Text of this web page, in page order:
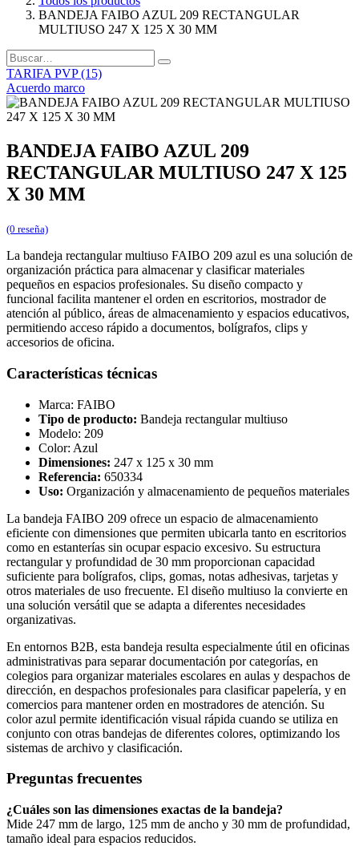
BANDEJA FAIBO AZUL 209 RECTANGULAR
MULTIUSO 247 X 125 X 30 MM
TARIFA PVP (15)
Acuerdo marco
BANDEJA FAIBO AZUL 209
RECTANGULAR MULTIUSO 247 X 125
X 30 MM
(0 reseña)
La bandeja rectangular multiuso FAIBO 209 azul es una solución de
organización práctica para almacenar y clasificar materiales
pequeños en espacios profesionales. Su diseño compacto y
funcional facilita mantener el orden en escritorios, mostrador de
atención al público, áreas de almacenamiento y espacios educativos,
permitiendo acceso rápido a documentos, bolígrafos, clips y
accesorios de oficina.
Características técnicas
Marca: FAIBO
Tipo de producto: Bandeja rectangular multiuso
Modelo: 209
Color: Azul
Dimensiones: 247 x 125 x 30 mm
Referencia: 650334
Uso: Organización y almacenamiento de pequeños materiales
La bandeja FAIBO 209 ofrece un espacio de almacenamiento
eficiente con dimensiones que permiten ubicarla tanto en escritorios
como en estanterías sin ocupar espacio excesivo. Su estructura
rectangular y profundidad de 30 mm proporcionan capacidad
suficiente para bolígrafos, clips, gomas, notas adhesivas, tarjetas y
otros materiales de uso frecuente. El diseño multiuso la convierte en
una solución versátil que se adapta a diferentes necesidades
organizativas.
En entornos B2B, esta bandeja resulta especialmente útil en oficinas
administrativas para separar documentación por categorías, en
colegios para organizar materiales escolares en aulas y despachos de
dirección, en despachos profesionales para clasificar papelería, y en
comercios para mantener orden en mostradores de atención. Su
color azul permite identificación visual rápida cuando se utiliza en
conjunto con otras bandejas de diferentes colores, optimizando los
sistemas de archivo y clasificación.
Preguntas frecuentes
¿Cuáles son las dimensiones exactas de la bandeja?
Mide 247 mm de largo, 125 mm de ancho y 30 mm de profundidad,
tamaño ideal para espacios reducidos.